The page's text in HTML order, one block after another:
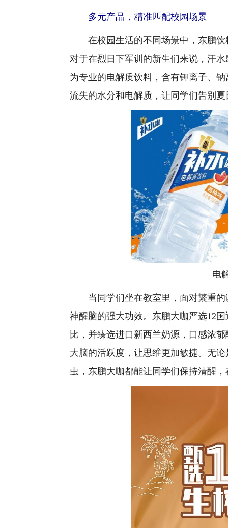
多元产品，精准匹配校园场景
在校园生活的不同场景中，东鹏饮
对于在烈日下军训的新生们来说，汗
为专业的电解质饮料，含有钾离子、
流失的水分和电解质，让同学们告别
电
当同学们坐在教室里，面对繁重的
神醒脑的强大功效。东鹏大咖严选12
比，并臻选进口新西兰奶源，口感浓
大脑的活跃度，让思维更加敏捷。无
虫，东鹏大咖都能让同学们保持清醒